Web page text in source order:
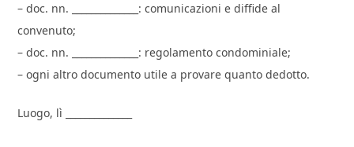
– doc. nn. ______________: comunicazioni e diffide al
convenuto;
– doc. nn. ______________: regolamento condominiale;
– ogni altro documento utile a provare quanto dedotto.
Luogo, lì ______________